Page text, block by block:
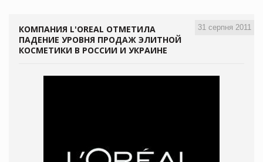
31 серпня 2011
КОМПАНИЯ L'OREAL ОТМЕТИЛА
ПАДЕНИЕ УРОВНЯ ПРОДАЖ ЭЛИТНОЙ
КОСМЕТИКИ В РОССИИ И УКРАИНЕ